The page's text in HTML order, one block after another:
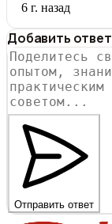
6 г. назад
Добавить ответ
Отправить ответ